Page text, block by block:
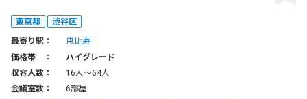
東京都 渋谷区
最寄り駅：
恵比寿
価格帯 ：
ハイグレード
収容人数：
16人〜64人
会議室数：
6部屋